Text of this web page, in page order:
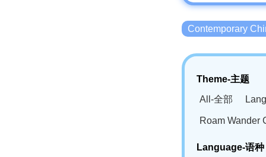
Contemporary
Theme-主题
All-全部
Roam Wander
Language-语种